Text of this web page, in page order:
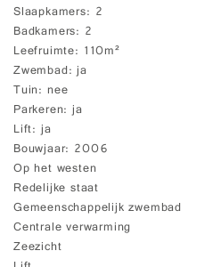
Slaapkamers 2
Badkamers 2
Leefruimte 110m²
Zwembad ja
Tuin nee
Parkeren ja
Lift ja
Bouwjaar 2006
Op het westen
Redelijke staat
Gemeenschappelijk zwembad
Centrale verwarming
Zeezicht